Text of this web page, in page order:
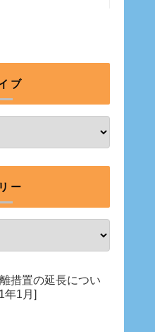
ブ
ー
措置の延長につい
年1月]